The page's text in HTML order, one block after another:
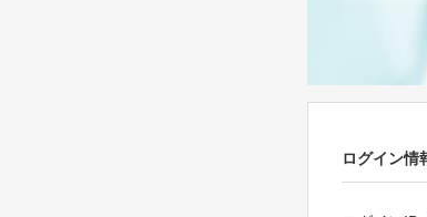
ログイン情